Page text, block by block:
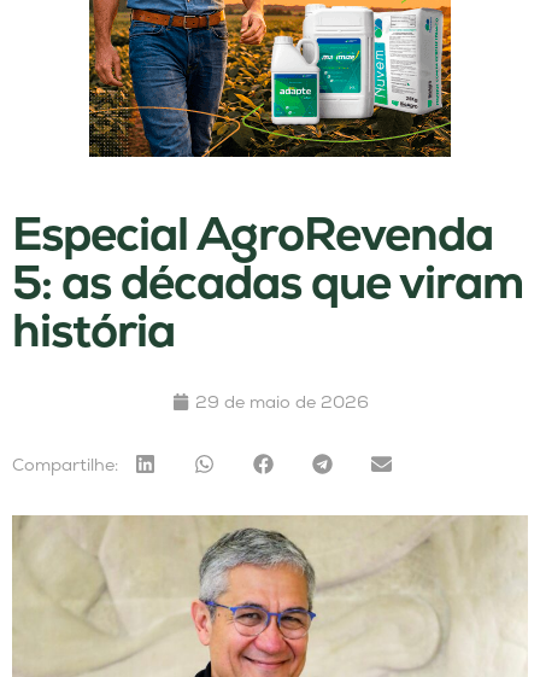
Especial AgroRevenda
5: as décadas que viram
história
29 de maio de 2026
Compartilhe: